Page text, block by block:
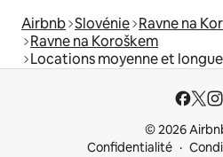
Airbnb Slovénie Ravne na
Ravne na Koroškem
Locations moyenne et
© 2026
Confidentialité